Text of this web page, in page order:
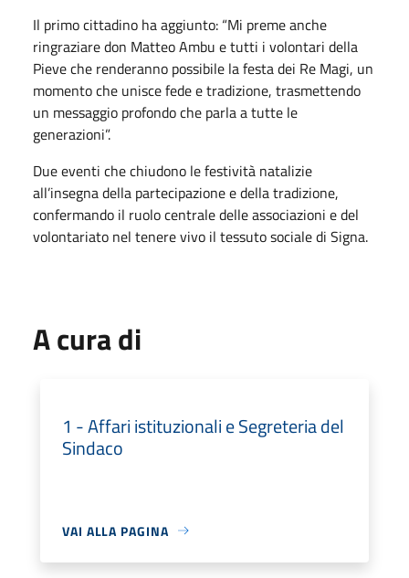
Il primo cittadino ha aggiunto: “Mi preme anche
ringraziare don Matteo Ambu e tutti i volontari della
Pieve che renderanno possibile la festa dei Re Magi, un
momento che unisce fede e tradizione, trasmettendo
un messaggio profondo che parla a tutte le
generazioni”.
Due eventi che chiudono le festività natalizie
all’insegna della partecipazione e della tradizione,
confermando il ruolo centrale delle associazioni e del
volontariato nel tenere vivo il tessuto sociale di Signa.
A cura di
1 - Affari istituzionali e Segreteria del
Sindaco
VAI ALLA PAGINA